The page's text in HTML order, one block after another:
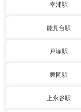
幸浦駅
能見台駅
戸塚駅
舞岡駅
上永谷駅